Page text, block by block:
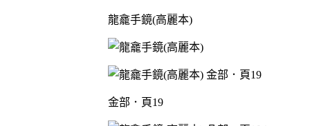
龍龕手鏡(高麗本)
金部．頁19